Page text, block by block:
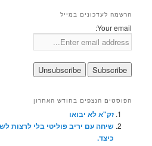
הרשמה לעדכונים במייל
Your email:
הפוסטים הנצפים בחודש האחרון
זק"א לא יבואו
שיחה עם יריב פוליטי בלי לרצות
כיצד.